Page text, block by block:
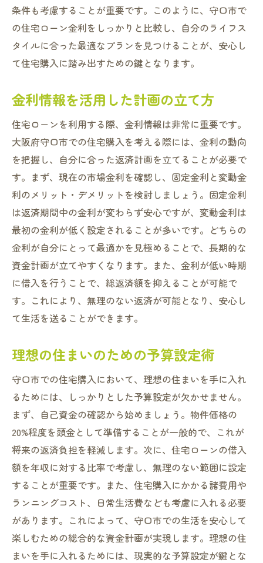
条件も考慮することが重要です。このように、守口市で
の住宅ローン金利をしっかりと比較し、自分のライフス
タイルに合った最適なプランを見つけることが、安心し
て住宅購入に踏み出すための鍵となります。
金利情報を活用した計画の立て方
住宅ローンを利用する際、金利情報は非常に重要です。
大阪府守口市での住宅購入を考える際には、金利の動向
を把握し、自分に合った返済計画を立てることが必要で
す。まず、現在の市場金利を確認し、固定金利と変動金
利のメリット・デメリットを検討しましょう。固定金利
は返済期間中の金利が変わらず安心ですが、変動金利は
最初の金利が低く設定されることが多いです。どちらの
金利が自分にとって最適かを見極めることで、長期的な
資金計画が立てやすくなります。また、金利が低い時期
に借入を行うことで、総返済額を抑えることが可能で
す。これにより、無理のない返済が可能となり、安心し
て生活を送ることができます。
理想の住まいのための予算設定術
守口市での住宅購入において、理想の住まいを手に入れ
るためには、しっかりとした予算設定が欠かせません。
まず、自己資金の確認から始めましょう。物件価格の
20%程度を頭金として準備することが一般的で、これが
将来の返済負担を軽減します。次に、住宅ローンの借入
額を年収に対する比率で考慮し、無理のない範囲に設定
することが重要です。また、住宅購入にかかる諸費用や
ランニングコスト、日常生活費なども考慮に入れる必要
があります。これによって、守口市での生活を安心して
楽しむための総合的な資金計画が実現します。理想の住
まいを手に入れるためには、現実的な予算設定が鍵とな